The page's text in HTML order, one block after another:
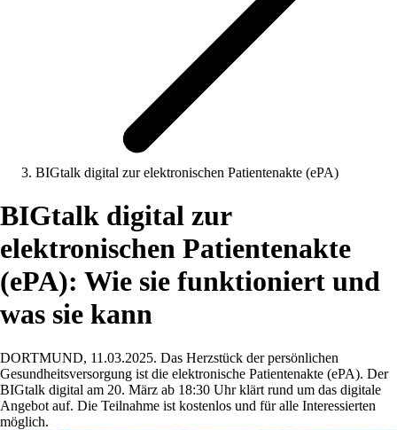
BIGtalk digital zur elektronischen Patientenakte (ePA)
BIGtalk digital zur
elektronischen Patientenakte
(ePA): Wie sie funktioniert und
was sie kann
DORTMUND, 11.03.2025. Das Herzstück der persönlichen
Gesundheitsversorgung ist die elektronische Patientenakte (ePA). Der
BIGtalk digital am 20. März ab 18:30 Uhr klärt rund um das digitale
Angebot auf. Die Teilnahme ist kostenlos und für alle Interessierten
möglich.